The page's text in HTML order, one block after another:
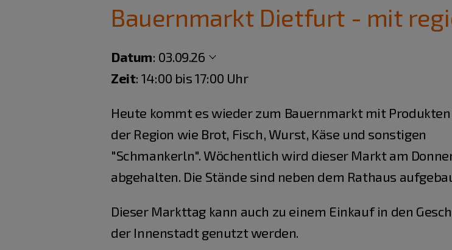
Bauernmarkt Dietfurt - mit
Datum: 03.09.26
Zeit: 14:00 bis 17:00 Uhr
Heute kommt es wieder zum Bauernmarkt mit Produkten
der Region wie Brot, Fisch, Wurst, Käse und sonstigen
"Schmankerln". Wöchentlich wird dieser Markt am
abgehalten. Die Stände sind neben dem Rathaus
Dieser Markttag kann auch zu einem Einkauf in den
der Innenstadt genutzt werden.